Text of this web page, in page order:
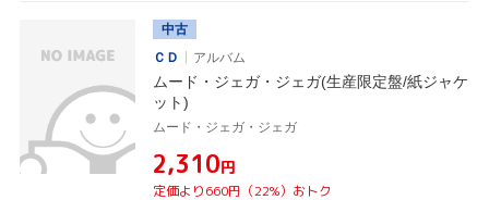
中古
ＣＤ
アルバム
ムード・ジェガ・ジェガ(生産限定盤/紙ジャケ
ット)
ムード・ジェガ・ジェガ
¥2,310円
定価より660円（22%）おトク